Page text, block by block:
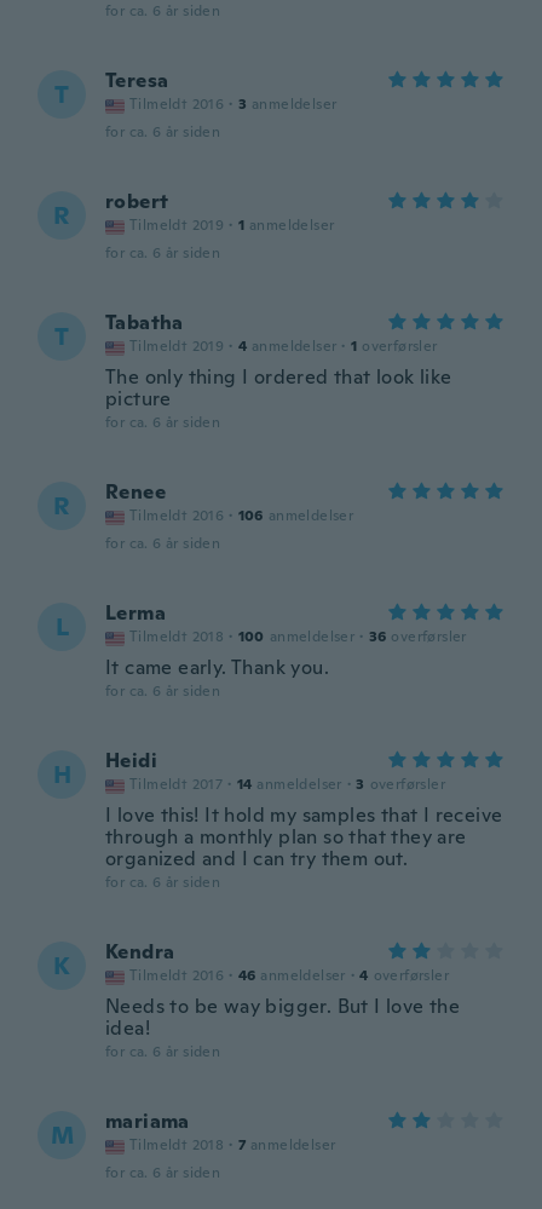
for ca. 6 år siden
T Teresa
Tilmeldt 2016 · 3 anmeldelser
for ca. 6 år siden
R robert
Tilmeldt 2019 · 1 anmeldelser
for ca. 6 år siden
T Tabatha
Tilmeldt 2019 · 4 anmeldelser · 1 overførsler
The only thing I ordered that look like
picture
for ca. 6 år siden
R Renee
Tilmeldt 2016 · 106 anmeldelser
for ca. 6 år siden
L Lerma
Tilmeldt 2018 · 100 anmeldelser · 36 overførsler
It came early. Thank you.
for ca. 6 år siden
H Heidi
Tilmeldt 2017 · 14 anmeldelser · 3 overførsler
I love this! It hold my samples that I receive
through a monthly plan so that they are
organized and I can try them out.
for ca. 6 år siden
K Kendra
Tilmeldt 2016 · 46 anmeldelser · 4 overførsler
Needs to be way bigger. But I love the
idea!
for ca. 6 år siden
M mariama
Tilmeldt 2018 · 7 anmeldelser
for ca. 6 år siden